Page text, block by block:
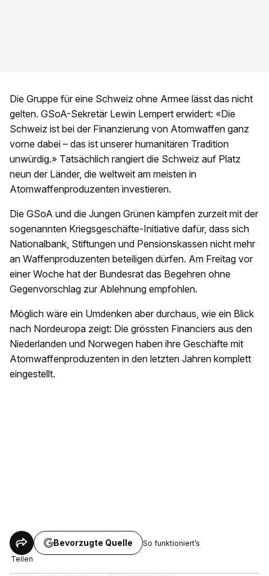
Die Gruppe für eine Schweiz ohne Armee lässt das nicht
gelten. GSoA-Sekretär Lewin Lempert erwidert: «Die
Schweiz ist bei der Finanzierung von Atomwaffen ganz
vorne dabei – das ist unserer humanitären Tradition
unwürdig.» Tatsächlich rangiert die Schweiz auf Platz
neun der Länder, die weltweit am meisten in
Atomwaffenproduzenten investieren.
Die GSoA und die Jungen Grünen kämpfen zurzeit mit der
sogenannten Kriegsgeschäfte-Initiative dafür, dass sich
Nationalbank, Stiftungen und Pensionskassen nicht mehr
an Waffenproduzenten beteiligen dürfen. Am Freitag vor
einer Woche hat der Bundesrat das Begehren ohne
Gegenvorschlag zur Ablehnung empfohlen.
Möglich wäre ein Umdenken aber durchaus, wie ein Blick
nach Nordeuropa zeigt: Die grössten Financiers aus den
Niederlanden und Norwegen haben ihre Geschäfte mit
Atomwaffenproduzenten in den letzten Jahren komplett
eingestellt.
Teilen
Bevorzugte Quelle So funktioniert’s